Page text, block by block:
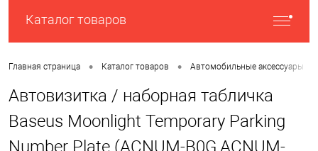
Каталог товаров
Главная страница • Каталог товаров • Автомобильные аксессуары
Автовизитка / наборная табличка
Baseus Moonlight Temporary Parking
Number Plate (ACNUM-B0G,ACNUM-